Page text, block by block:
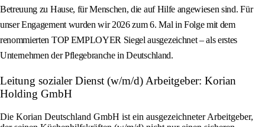
Betreuung zu Hause, für Menschen, die auf Hilfe angewiesen sind. Für
unser Engagement wurden wir 2026 zum 6. Mal in Folge mit dem
renommierten TOP EMPLOYER Siegel ausgezeichnet – als erstes
Unternehmen der Pflegebranche in Deutschland.
Leitung sozialer Dienst (w/m/d) Arbeitgeber: Korian
Holding GmbH
Die Korian Deutschland GmbH ist ein ausgezeichneter Arbeitgeber,